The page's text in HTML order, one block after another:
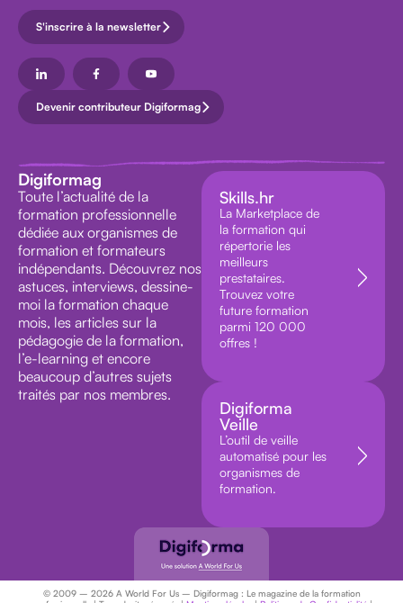
S'inscrire à la newsletter
Devenir contributeur Digiformag
Digiformag
Toute l’actualité de la
formation professionnelle
dédiée aux organismes de
formation et formateurs
indépendants. Découvrez nos
astuces, interviews, dessine-
moi la formation chaque
mois, les articles sur la
pédagogie de la formation,
l’e-learning et encore
beaucoup d’autres sujets
traités par nos membres.
Skills.hr
La Marketplace de
la formation qui
répertorie les
meilleurs
prestataires.
Trouvez votre
future formation
parmi 120 000
offres !
Digiforma
Veille
L’outil de veille
automatisé pour les
organismes de
formation.
© 2009 – 2026 A World For Us – Digiformag : Le magazine de la formation